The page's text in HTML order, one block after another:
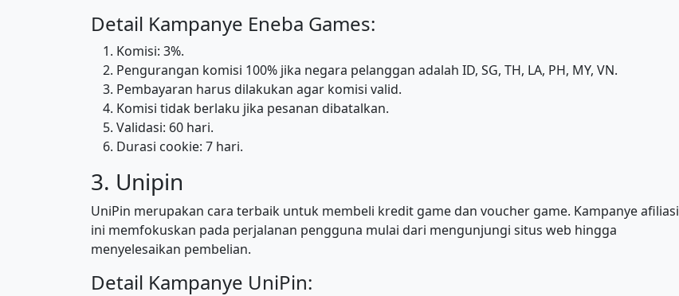
Detail Kampanye Eneba Games:
Komisi: 3%.
Pengurangan komisi 100% jika negara pelanggan adalah ID, SG, TH, LA, PH, MY, VN.
Pembayaran harus dilakukan agar komisi valid.
Komisi tidak berlaku jika pesanan dibatalkan.
Validasi: 60 hari.
Durasi cookie: 7 hari.
3. Unipin
UniPin merupakan cara terbaik untuk membeli kredit game dan voucher game. Kampanye afiliasi
ini memfokuskan pada perjalanan pengguna mulai dari mengunjungi situs web hingga
menyelesaikan pembelian.
Detail Kampanye UniPin: